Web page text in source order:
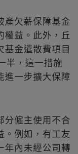
產欠薪保障基金
權益。此外，丘
基金遣散費項目
半，這一措施
進一步擴大保障
分僱主使用不合
。例如，有工友
年內未經公司轉